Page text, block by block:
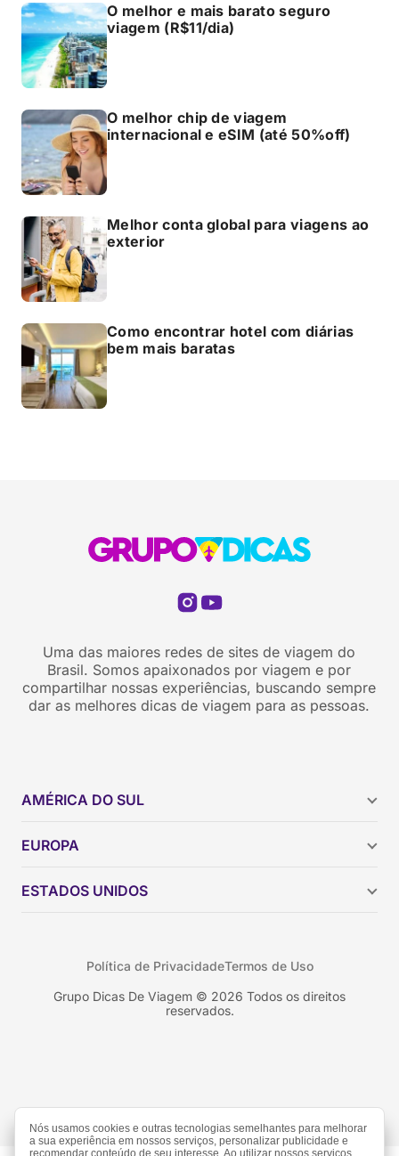
O melhor e mais barato seguro
viagem (R$11/dia)
O melhor chip de viagem
internacional e eSIM (até 50%off)
Melhor conta global para viagens ao
exterior
Como encontrar hotel com diárias
bem mais baratas
Uma das maiores redes de sites de viagem do
Brasil. Somos apaixonados por viagem e por
compartilhar nossas experiências, buscando sempre
dar as melhores dicas de viagem para as pessoas.
AMÉRICA DO SUL
Brasil
Colômbia
EUROPA
ESTADOS UNIDOS
Nova York
Grupo Dicas De Viagem © 2026 Todos os direitos
reservados.
Política de PrivacidadeTermos de Uso
Nós usamos cookies e outras tecnologias semelhantes para melhorar
a sua experiência em nossos serviços, personalizar publicidade e
recomendar conteúdo de seu interesse. Ao utilizar nossos serviços,